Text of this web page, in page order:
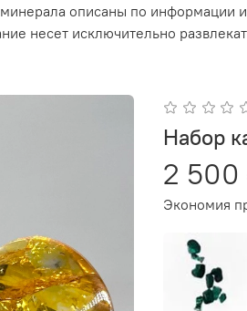
описаны по информации
несет исключительно
Набор
2 500
Экономия